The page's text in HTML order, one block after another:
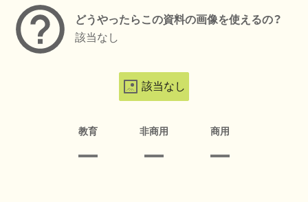
どうやったらこの資料の画像を使えるの？
該当なし
該当なし
教育 非商用 商用